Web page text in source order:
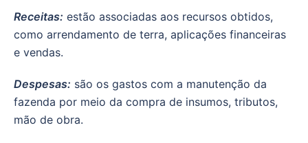
Receitas: estão associadas aos recursos obtidos,
como arrendamento de terra, aplicações financeiras
e vendas.
Despesas: são os gastos com a manutenção da
fazenda por meio da compra de insumos, tributos,
mão de obra.